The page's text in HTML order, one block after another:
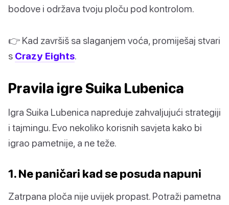
bodove i održava tvoju ploču pod kontrolom.
👉 Kad završiš sa slaganjem voća, promiješaj stvari
s Crazy Eights.
Pravila igre Suika Lubenica
Igra Suika Lubenica napreduje zahvaljujući strategiji
i tajmingu. Evo nekoliko korisnih savjeta kako bi
igrao pametnije, a ne teže.
1. Ne paničari kad se posuda napuni
Zatrpana ploča nije uvijek propast. Potraži pametna